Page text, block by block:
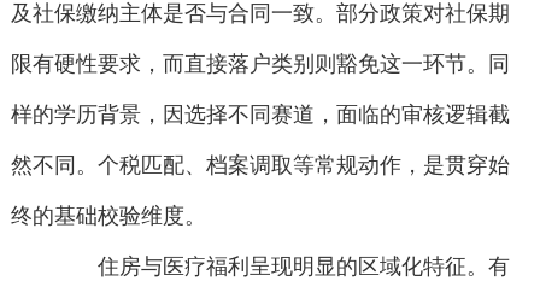
及社保缴纳主体是否与合同一致。部分政策对社保期
限有硬性要求，而直接落户类别则豁免这一环节。同
样的学历背景，因选择不同赛道，面临的审核逻辑截
然不同。个税匹配、档案调取等常规动作，是贯穿始
终的基础校验维度。
住房与医疗福利呈现明显的区域化特征。有